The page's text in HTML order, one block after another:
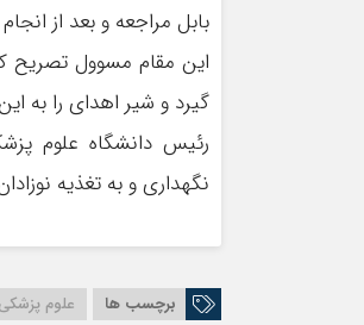
بابل مراجعه و بعد از
این مقام مسوول تصریح
گیرد و شیر اهدای را به
رئیس دانشگاه علوم
نگهداری و به تغذیه
برچسب ها علوم